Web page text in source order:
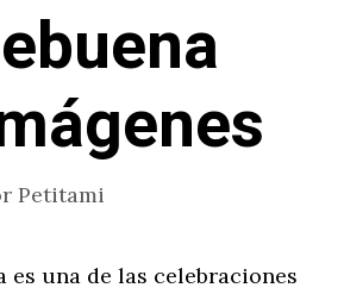
Petitami
es una de las celebraciones